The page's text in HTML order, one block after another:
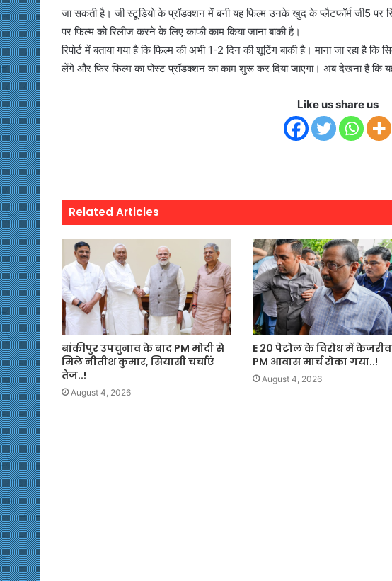
जा सकती है। जी स्टूडियो के प्रॉडक्शन में बनी यह फिल्म उनके खुद के प्लैटफॉर्म जी5 पर
पर फिल्म को रिलीज करने के लिए काफी काम किया जाना बाकी है।
रिपोर्ट में बताया गया है कि फिल्म की अभी 1-2 दिन की शूटिंग बाकी है। माना जा रहा है
लेंगे और फिर फिल्म का पोस्ट प्रॉडक्शन का काम शुरू कर दिया जाएगा। अब देखना है कि यह
Like us share us
Related Articles
बांकीपुर उपचुनाव के बाद PM मोदी से
मिले नीतीश कुमार, सियासी चर्चाएं
तेज..!
August 4, 2026
E 20 पेट्रोल के विरोध में
PM आवास मार्च रोका गया..!
August 4, 2026